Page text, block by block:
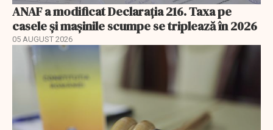
ANAF a modificat Declarația 216. Taxa pe
casele și mașinile scumpe se triplează în 2026
05 AUGUST 2026